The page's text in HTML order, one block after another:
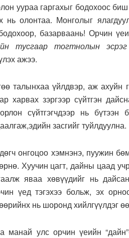
уураа гаргахыг бодохоос
нь олонтаа. Монголыг
базарваань! Орчин
тусгаар тогтнолын
ажээ.
үйлдвэр, аж ахуйн
харвах зэргээр сүйтгэн
сүйтгэгчдээр нь
засгийг туйлдуулна.
онгоцоо хэмнэнэ, пуужин
Хуучин цагт, дайны цаад
яваа хөвүүдийг нь
үед тэгэхээ больж, эх
нь шоронд хийлгүүлдэг
улс орчин үеийн “дайн”-